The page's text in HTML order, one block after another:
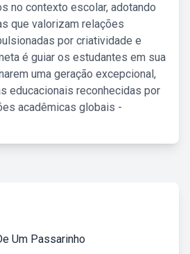
no contexto escolar, adotando
que valorizam relações
por criatividade e
é guiar os estudantes em sua
uma geração excepcional,
educacionais reconhecidas por
acadêmicas globais -
Um Passarinho